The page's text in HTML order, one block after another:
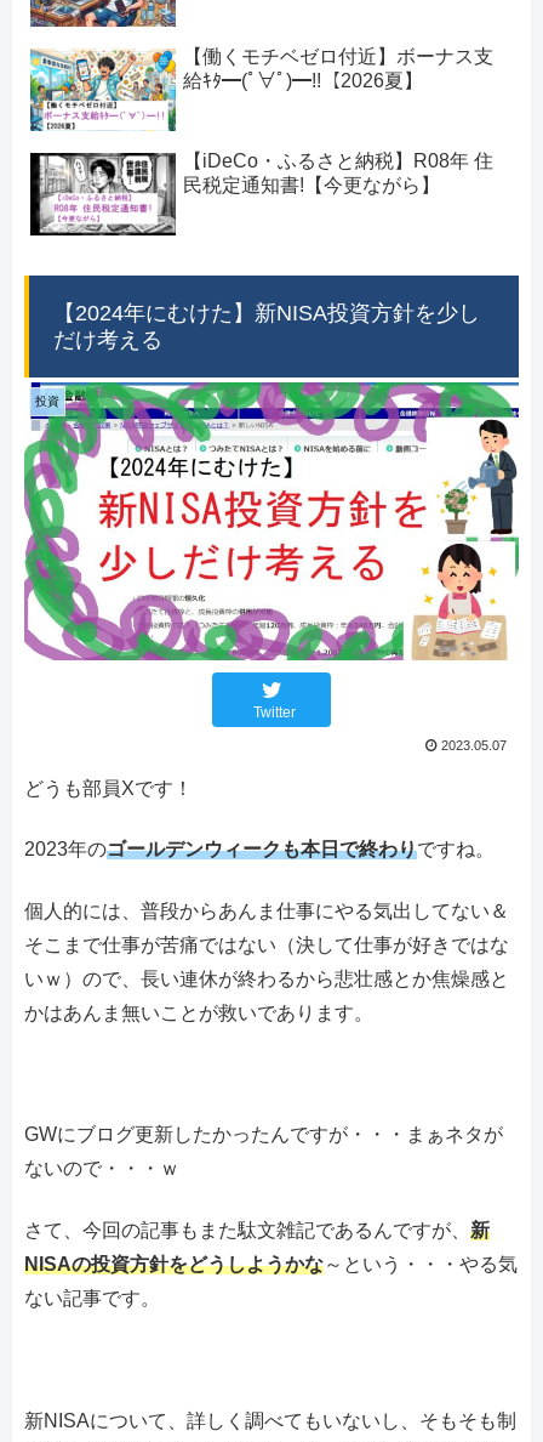
【働くモチベゼロ付近】ボーナス支
給ｷﾀ━(ﾟ∀ﾟ)━!!【2026夏】
【iDeCo・ふるさと納税】R08年 住
民税定通知書!【今更ながら】
【2024年にむけた】新NISA投資方針を少し
だけ考える
投資
Twitter
2023.05.07
どうも部員Xです！
2023年のゴールデンウィークも本日で終わりですね。
個人的には、普段からあんま仕事にやる気出してない＆
そこまで仕事が苦痛ではない（決して仕事が好きではな
いｗ）ので、長い連休が終わるから悲壮感とか焦燥感と
かはあんま無いことが救いであります。
GWにブログ更新したかったんですが・・・まぁネタが
ないので・・・ｗ
さて、今回の記事もまた駄文雑記であるんですが、 新
NISAの投資方針をどうしようかな～という・・・やる気
ない記事です。
新NISAについて、詳しく調べてもいないし、そもそも制